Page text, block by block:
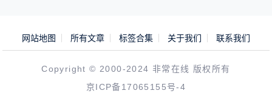
网站地图 所有文章 标签合集 关于我们 联系我们
Copyright © 2000-2024 非常在线 版权所有
京ICP备17065155号-4